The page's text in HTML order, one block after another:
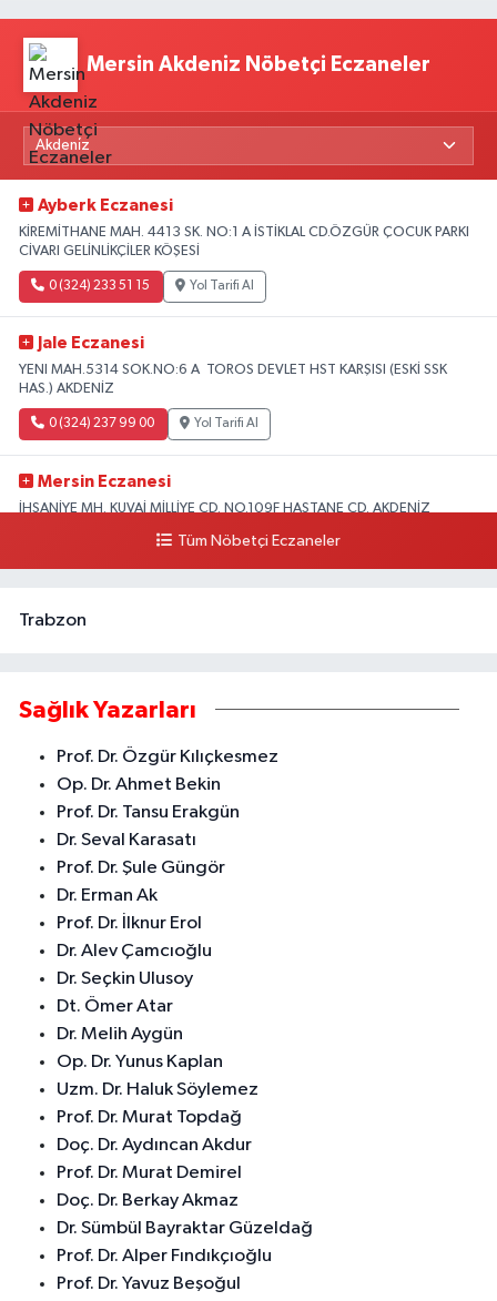
Mersin Akdeniz Nöbetçi Eczaneler
Ayberk Eczanesi
KİREMİTHANE MAH. 4413 SK. NO:1 A İSTİKLAL CD.ÖZGÜR ÇOCUK PARKI
CİVARI GELİNLİKÇİLER KÖŞESİ
0 (324) 233 51 15 Yol Tarifi Al
Jale Eczanesi
YENI MAH.5314 SOK.NO:6 A TOROS DEVLET HST KARŞISI (ESKİ SSK
HAS.) AKDENİZ
0 (324) 237 99 00 Yol Tarifi Al
Mersin Eczanesi
İHSANİYE MH. KUVAİ MİLLİYE CD. NO.109F HASTANE CD. AKDENİZ
Tüm Nöbetçi Eczaneler
Trabzon
Sağlık Yazarları
Prof. Dr. Özgür Kılıçkesmez
Op. Dr. Ahmet Bekin
Prof. Dr. Tansu Erakgün
Dr. Seval Karasatı
Prof. Dr. Şule Güngör
Dr. Erman Ak
Prof. Dr. İlknur Erol
Dr. Alev Çamcıoğlu
Dr. Seçkin Ulusoy
Dt. Ömer Atar
Dr. Melih Aygün
Op. Dr. Yunus Kaplan
Uzm. Dr. Haluk Söylemez
Prof. Dr. Murat Topdağ
Doç. Dr. Aydıncan Akdur
Prof. Dr. Murat Demirel
Doç. Dr. Berkay Akmaz
Dr. Sümbül Bayraktar Güzeldağ
Prof. Dr. Alper Fındıkçıoğlu
Prof. Dr. Yavuz Beşoğul